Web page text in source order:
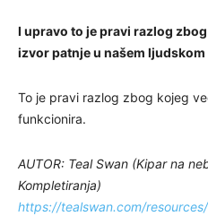
I upravo to je pravi razlog
izvor patnje u našem
To je pravi razlog zbog kojeg
funkcionira.
AUTOR: Teal Swan (Kipar na
Kompletiranja)
https://tealswan.com/